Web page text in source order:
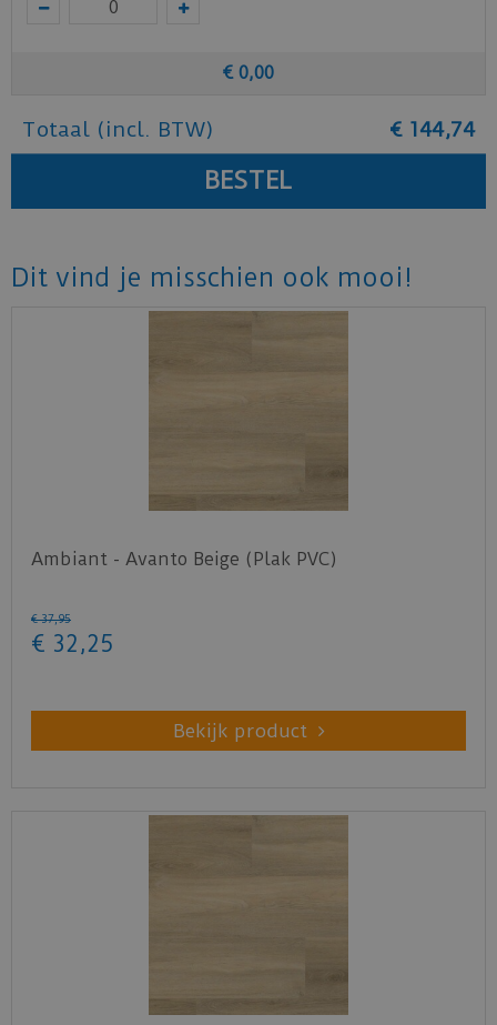
mFLOR.
€ 0,00
Totaal (incl. BTW) € 144,74
Dit vind je misschien ook mooi!
Ambiant - Avanto Beige (Plak PVC)
€ 37,95
€ 32 ,25
Bekijk product